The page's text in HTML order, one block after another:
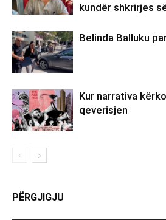
kundër shkrirjes
Belinda Balluku
Kur narrativa
qeverisjen
PËRGJIGJU